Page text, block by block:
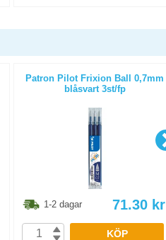
Patron Pilot Frixion Ball 0,7mm
blåsvart 3st/fp
1-2 dagar 71.30 kr
KÖP